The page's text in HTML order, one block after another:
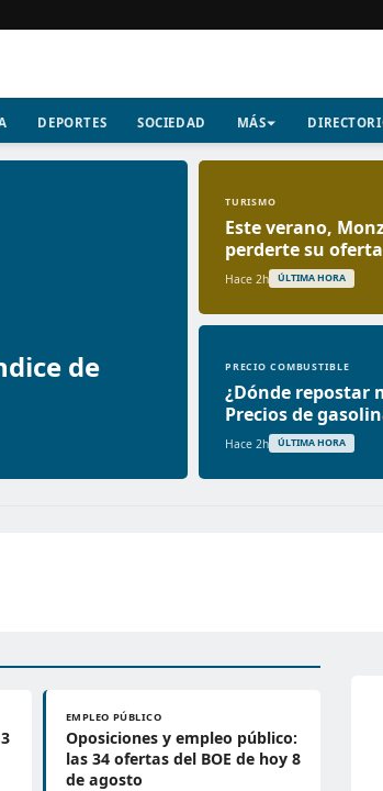
DEPORTES SOCIEDAD MÁS
de
TURISMO
Este verano,
perderte su
Hace 2h ÚLTIMA HORA
PRECIO COMBUSTIBLE
¿Dónde repostar
Precios de
Hace 2h ÚLTIMA HORA
EMPLEO PÚBLICO
Oposiciones y empleo público:
las 34 ofertas del BOE de hoy 8
de agosto